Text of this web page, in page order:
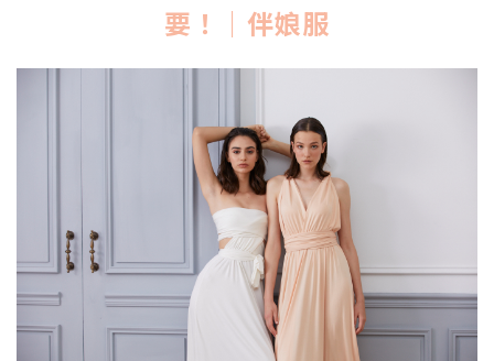
要！｜伴娘服